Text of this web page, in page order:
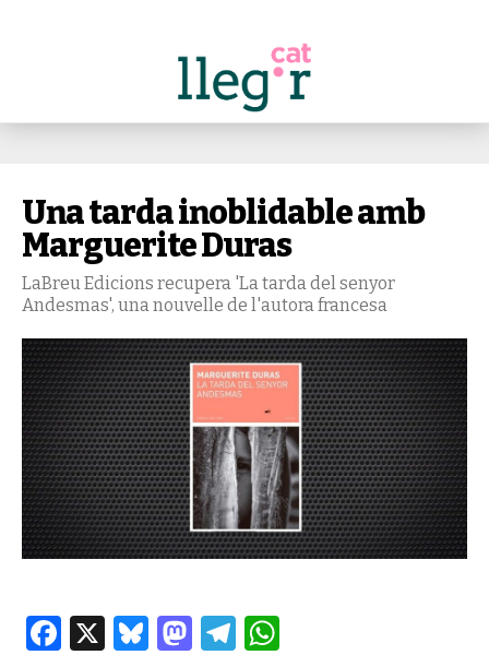
Una tarda inoblidable amb
Marguerite Duras
LaBreu Edicions recupera 'La tarda del senyor
Andesmas', una nouvelle de l'autora francesa
Facebook
X Bluesky
Mastodon
Telegram